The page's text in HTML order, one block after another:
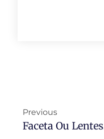
Previous